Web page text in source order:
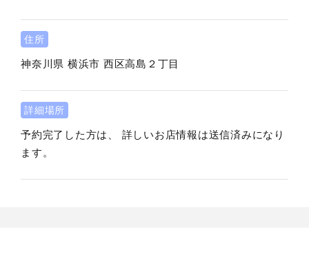
住所
神奈川県 横浜市 西区高島２丁目
詳細場所
予約完了した方は、 詳しいお店情報は送信済みになり
ます。